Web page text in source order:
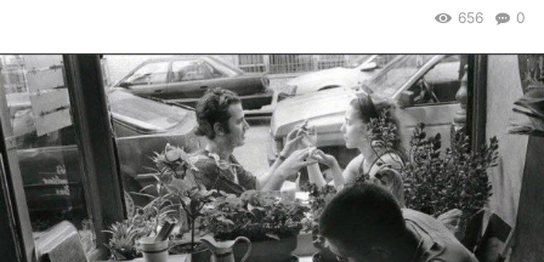
0
656